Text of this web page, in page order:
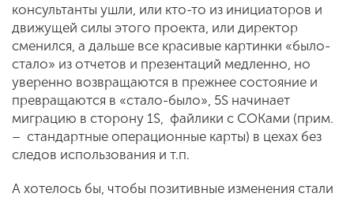
консультанты ушли, или кто-то из инициаторов и
движущей силы этого проекта, или директор
сменился, а дальше все красивые картинки «было-
стало» из отчетов и презентаций медленно, но
уверенно возвращаются в прежнее состояние и
превращаются в «стало-было», 5S начинает
миграцию в сторону 1S, файлики с СОКами (прим.
– стандартные операционные карты) в цехах без
следов использования и т.п.
А хотелось бы, чтобы позитивные изменения стали